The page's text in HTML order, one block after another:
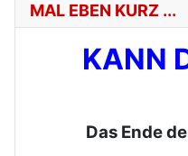
MAL EBEN KURZ ...
KANN
Das Ende